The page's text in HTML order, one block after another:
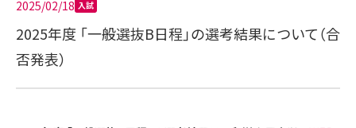
2025/02/18 入試
2025年度 「一般選抜B日程」の選考結果について（合
否発表）